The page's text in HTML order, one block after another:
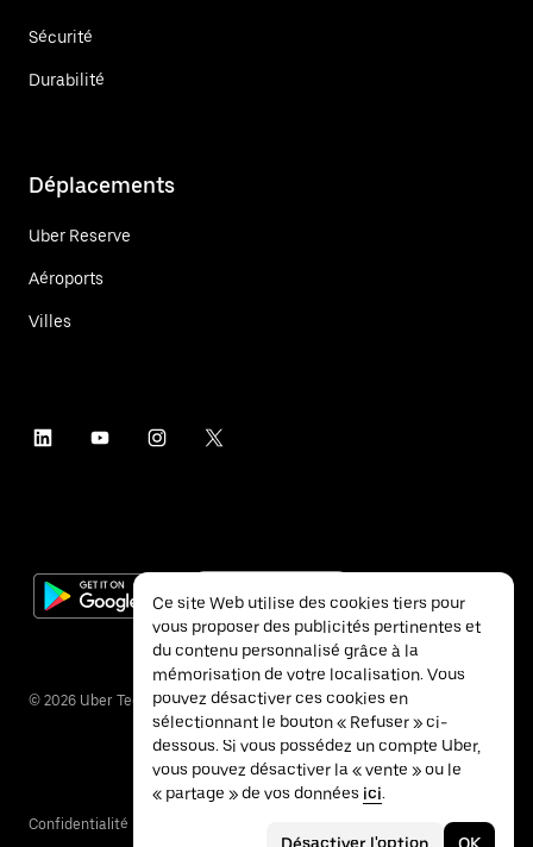
Sécurité
Durabilité
Déplacements
Uber Reserve
Aéroports
Villes
© 2026 Uber Technologies Inc.
Confidentialité
Ce site Web utilise des cookies tiers pour
vous proposer des publicités pertinentes et
du contenu personnalisé grâce à la
mémorisation de votre localisation. Vous
pouvez désactiver ces cookies en
sélectionnant le bouton « Refuser » ci-
dessous. Si vous possédez un compte Uber,
vous pouvez désactiver la « vente » ou le
« partage » de vos données ici.